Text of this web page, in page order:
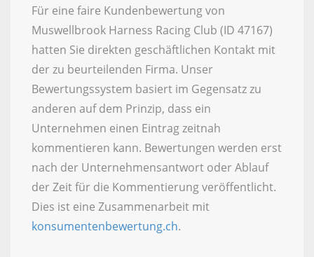
Für eine faire Kundenbewertung von
Muswellbrook Harness Racing Club (ID 47167)
hatten Sie direkten geschäftlichen Kontakt mit
der zu beurteilenden Firma. Unser
Bewertungssystem basiert im Gegensatz zu
anderen auf dem Prinzip, dass ein
Unternehmen einen Eintrag zeitnah
kommentieren kann. Bewertungen werden erst
nach der Unternehmensantwort oder Ablauf
der Zeit für die Kommentierung veröffentlicht.
Dies ist eine Zusammenarbeit mit
konsumentenbewertung.ch.